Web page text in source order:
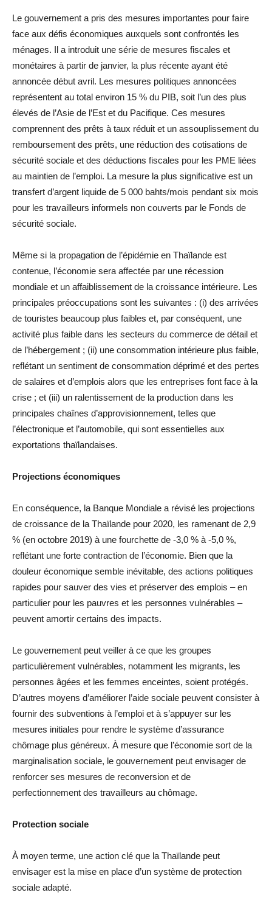
Le gouvernement a pris des mesures importantes pour faire
face aux défis économiques auxquels sont confrontés les
ménages. Il a introduit une série de mesures fiscales et
monétaires à partir de janvier, la plus récente ayant été
annoncée début avril. Les mesures politiques annoncées
représentent au total environ 15 % du PIB, soit l’un des plus
élevés de l’Asie de l’Est et du Pacifique. Ces mesures
comprennent des prêts à taux réduit et un assouplissement du
remboursement des prêts, une réduction des cotisations de
sécurité sociale et des déductions fiscales pour les PME liées
au maintien de l’emploi. La mesure la plus significative est un
transfert d’argent liquide de 5 000 bahts/mois pendant six mois
pour les travailleurs informels non couverts par le Fonds de
sécurité sociale.
Même si la propagation de l’épidémie en Thaïlande est
contenue, l’économie sera affectée par une récession
mondiale et un affaiblissement de la croissance intérieure. Les
principales préoccupations sont les suivantes : (i) des arrivées
de touristes beaucoup plus faibles et, par conséquent, une
activité plus faible dans les secteurs du commerce de détail et
de l’hébergement ; (ii) une consommation intérieure plus faible,
reflétant un sentiment de consommation déprimé et des pertes
de salaires et d’emplois alors que les entreprises font face à la
crise ; et (iii) un ralentissement de la production dans les
principales chaînes d’approvisionnement, telles que
l’électronique et l’automobile, qui sont essentielles aux
exportations thaïlandaises.
Projections économiques
En conséquence, la Banque Mondiale a révisé les projections
de croissance de la Thaïlande pour 2020, les ramenant de 2,9
% (en octobre 2019) à une fourchette de -3,0 % à -5,0 %,
reflétant une forte contraction de l’économie. Bien que la
douleur économique semble inévitable, des actions politiques
rapides pour sauver des vies et préserver des emplois – en
particulier pour les pauvres et les personnes vulnérables –
peuvent amortir certains des impacts.
Le gouvernement peut veiller à ce que les groupes
particulièrement vulnérables, notamment les migrants, les
personnes âgées et les femmes enceintes, soient protégés.
D’autres moyens d’améliorer l’aide sociale peuvent consister à
fournir des subventions à l’emploi et à s’appuyer sur les
mesures initiales pour rendre le système d’assurance
chômage plus généreux. À mesure que l’économie sort de la
marginalisation sociale, le gouvernement peut envisager de
renforcer ses mesures de reconversion et de
perfectionnement des travailleurs au chômage.
Protection sociale
À moyen terme, une action clé que la Thaïlande peut
envisager est la mise en place d’un système de protection
sociale adapté.